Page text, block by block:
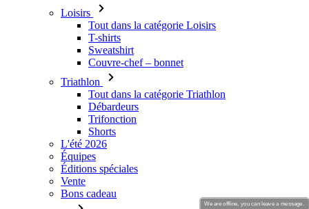
Loisirs
Tout dans la catégorie Loisirs
T-shirts
Sweatshirt
Couvre-chef – bonnet
Triathlon
Tout dans la catégorie Triathlon
Débardeurs
Trifonction
Shorts
L'été 2026
Équipes
Éditions spéciales
Vente
Bons cadeau
We are offline, you can leave a message.